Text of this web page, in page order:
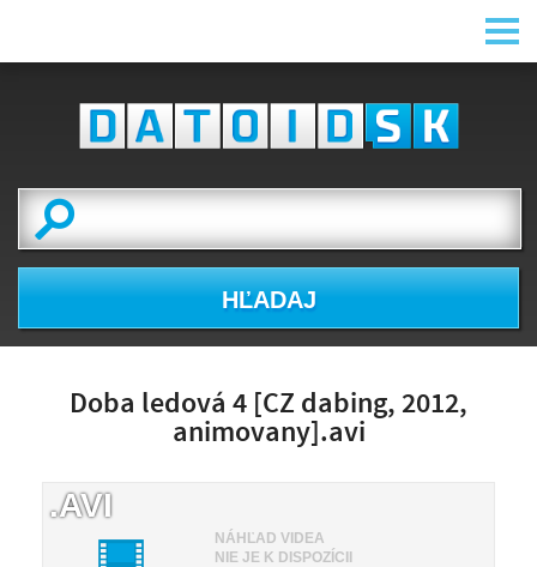
HĽADAJ
Doba ledová 4 [CZ dabing, 2012,
animovany].avi
NÁHĽAD VIDEA
NIE JE K DISPOZÍCII
.AVI